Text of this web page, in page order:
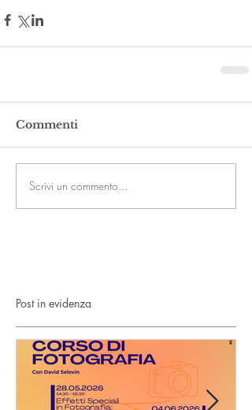
Commenti
Scrivi un commento...
Post in evidenza